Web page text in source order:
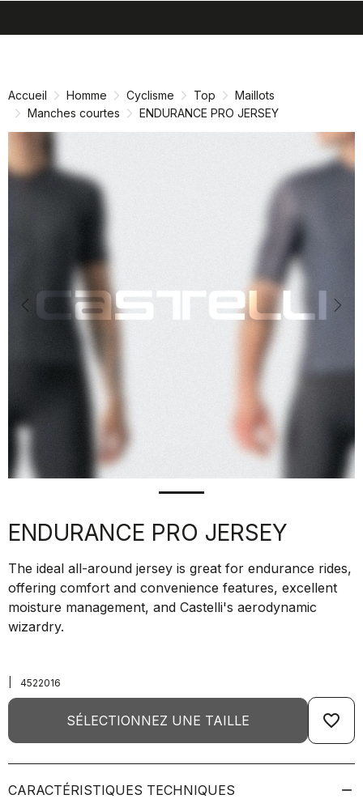
directement
navigation
directement
Accueil Homme Cyclisme Top
Maillots
Manches courtes
ENDURANCE PRO JERSEY
Previous
ENDURANCE PRO JERSEY
The ideal all-around jersey is great for endurance rides,
offering comfort and convenience features, excellent
moisture management, and Castelli's aerodynamic
wizardry.
4522016
SÉLECTIONNEZ UNE TAILLE favorite_border
CARACTÉRISTIQUES TECHNIQUES